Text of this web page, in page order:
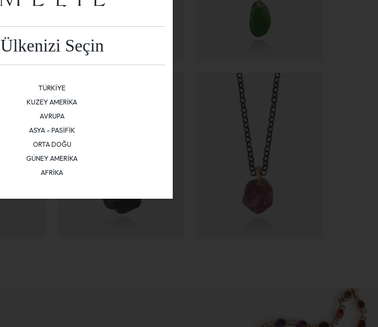
Ülkenizi Seçin
TÜRKİYE
KUZEY AMERİKA
AVRUPA
ASYA - PASİFİK
ORTA DOĞU
GÜNEY AMERİKA
AFRİKA